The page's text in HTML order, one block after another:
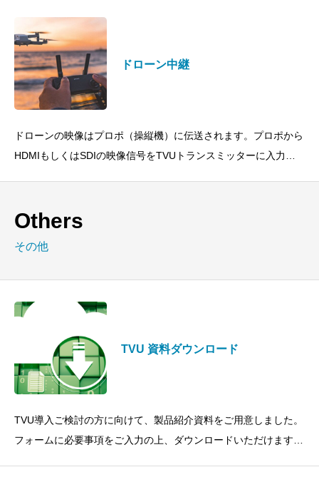
ドローン中継
ドローンの映像はプロポ（操縦機）に伝送されます。プロポから
HDMIもしくはSDIの映像信号をTVUトランスミッターに入力し
Others
その他
TVU 資料ダウンロード
TVU導入ご検討の方に向けて、製品紹介資料をご用意しました。
フォームに必要事項をご入力の上、ダウンロードいただけます。